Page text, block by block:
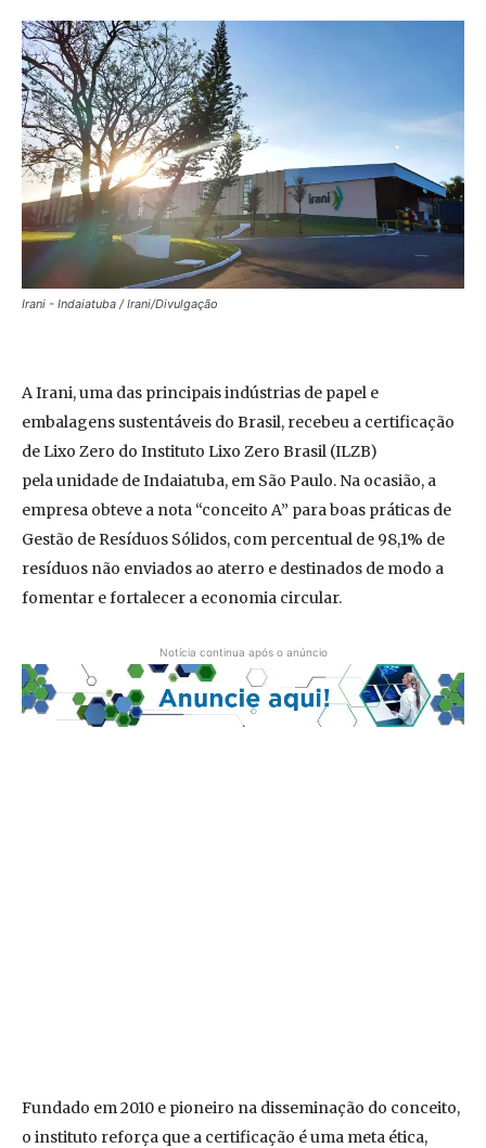
Irani - Indaiatuba / Irani/Divulgação
A Irani, uma das principais indústrias de papel e
embalagens sustentáveis do Brasil, recebeu a certificação
de Lixo Zero do Instituto Lixo Zero Brasil (ILZB)
pela unidade de Indaiatuba, em São Paulo. Na ocasião, a
empresa obteve a nota “conceito A” para boas práticas de
Gestão de Resíduos Sólidos, com percentual de 98,1% de
resíduos não enviados ao aterro e destinados de modo a
fomentar e fortalecer a economia circular.
Notícia continua após o anúncio
Fundado em 2010 e pioneiro na disseminação do conceito,
o instituto reforça que a certificação é uma meta ética,